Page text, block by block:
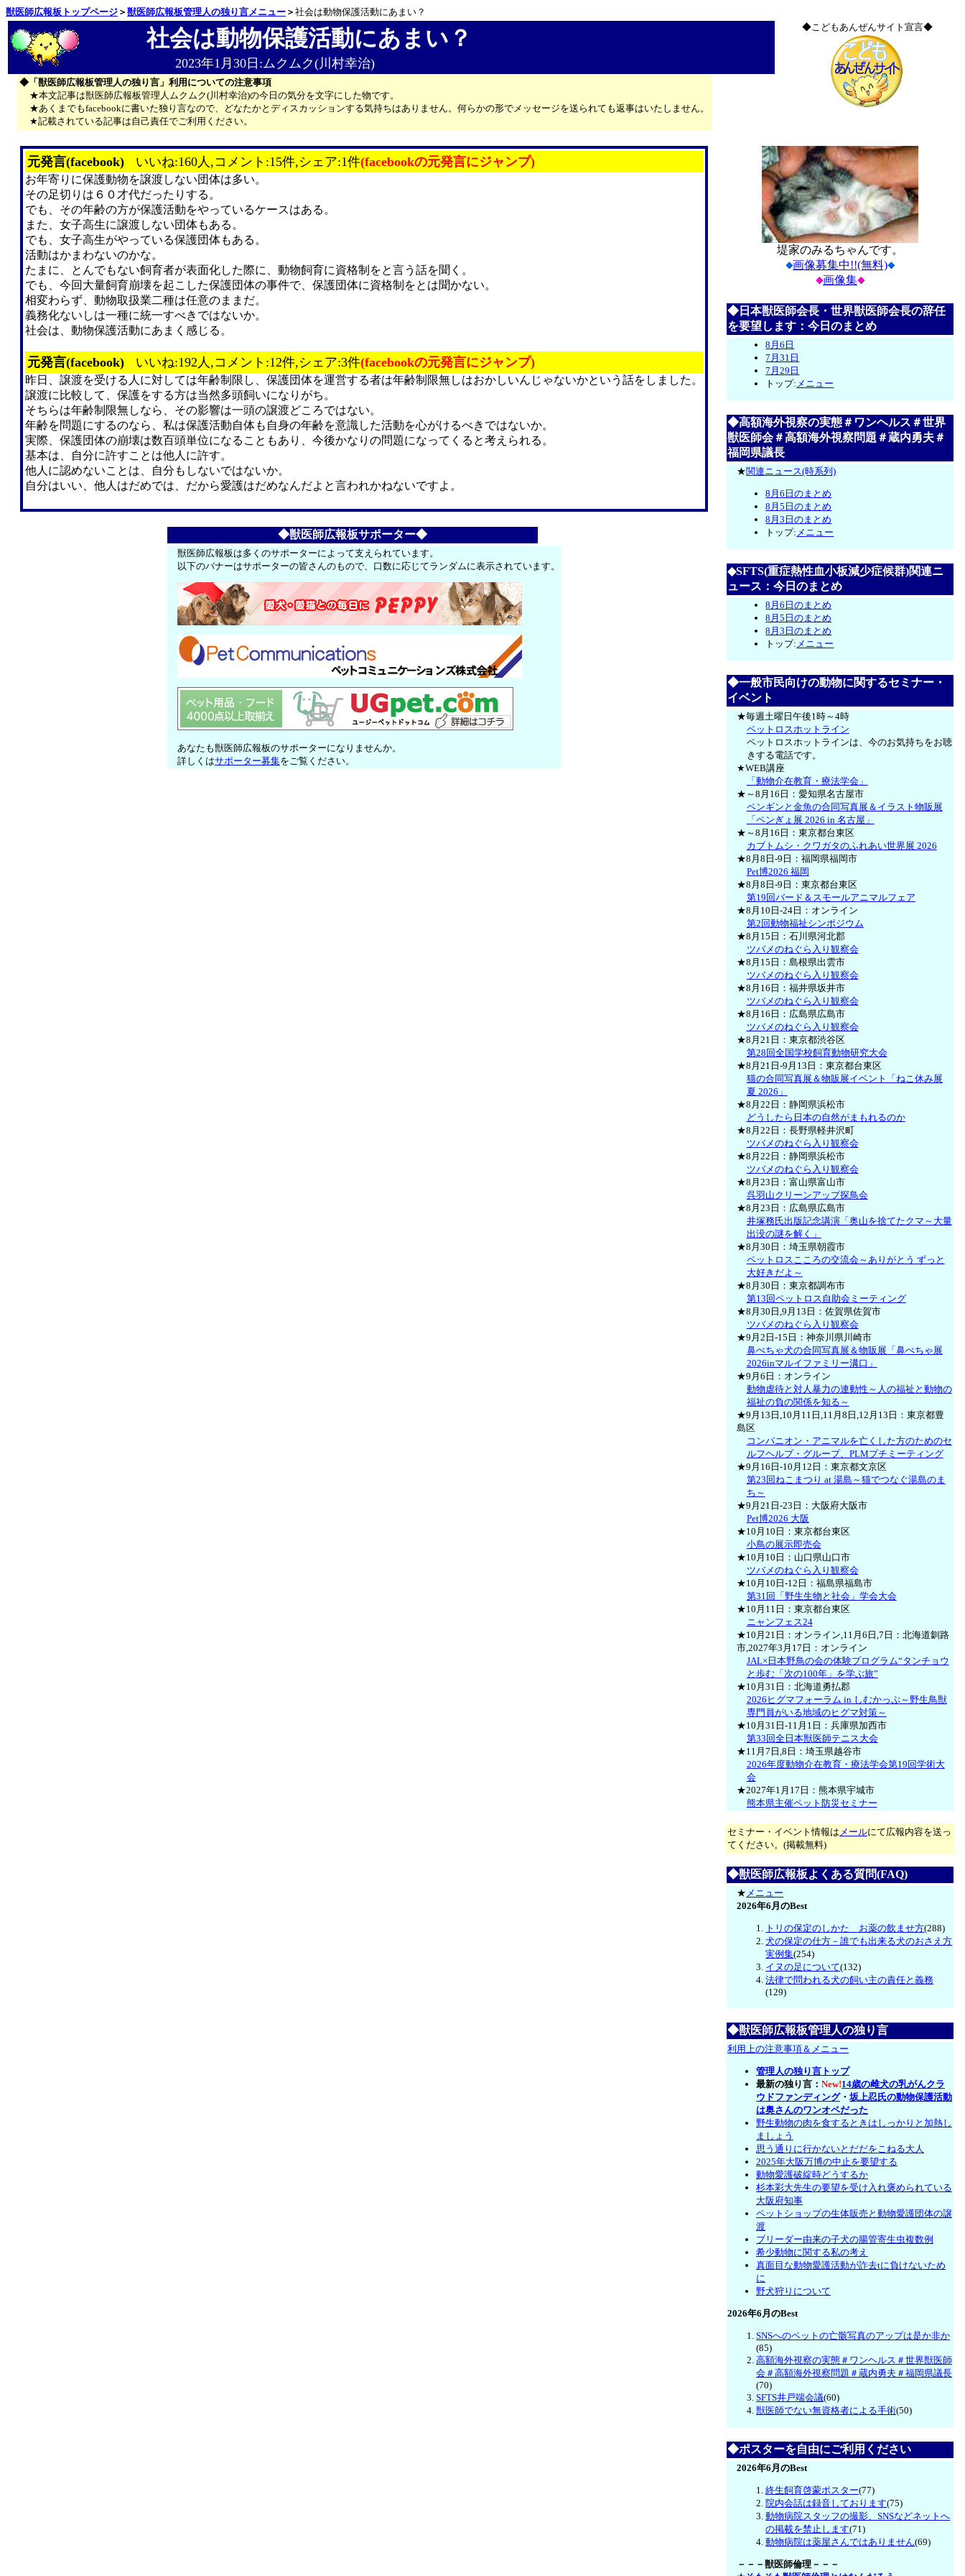
獣医師広報板トップページ ＞ 獣医師広報板管理人の独り言メニュー ＞ 社会は動物保護活動にあまい？
社会は動物保護活動にあまい？
2023年1月30日:ムクムク(川村幸治)
◆「獣医師広報板管理人の独り言」利用についての注意事項
★本文記事は獣医師広報板管理人ムクムク(川村幸治)の今日の気分を文字にした物です。
★あくまでもfacebookに書いた独り言なので、どなたかとディスカッションする気持ちはありません。何らかの形でメッセージを送られても返事はいたしません。
★記載されている記事は自己責任でご利用ください。
◆こどもあんぜんサイト宣言◆
元発言(facebook) いいね:160人,コメント:15件,シェア:1件(facebookの元発言にジャンプ)
お年寄りに保護動物を譲渡しない団体は多い。
その足切りは６０才代だったりする。
でも、その年齢の方が保護活動をやっているケースはある。
また、女子高生に譲渡しない団体もある。
でも、女子高生がやっている保護団体もある。
活動はかまわないのかな。
たまに、とんでもない飼育者が表面化した際に、動物飼育に資格制をと言う話を聞く。
でも、今回大量飼育崩壊を起こした保護団体の事件で、保護団体に資格制をとは聞かない。
相変わらず、動物取扱業二種は任意のままだ。
義務化ないしは一種に統一すべきではないか。
社会は、動物保護活動にあまく感じる。
元発言(facebook) いいね:192人,コメント:12件,シェア:3件(facebookの元発言にジャンプ)
昨日、譲渡を受ける人に対しては年齢制限し、保護団体を運営する者は年齢制限無しはおかしいんじゃないかという話をしました。
譲渡に比較して、保護をする方は当然多頭飼いになりがち。
そちらは年齢制限無しなら、その影響は一頭の譲渡どころではない。
年齢を問題にするのなら、私は保護活動自体も自身の年齢を意識した活動を心がけるべきではないか。
実際、保護団体の崩壊は数百頭単位になることもあり、今後かなりの問題になってくると考えられる。
基本は、自分に許すことは他人に許す。
他人に認めないことは、自分もしないではないか。
自分はいい、他人はだめでは、だから愛護はだめなんだよと言われかねないですよ。
◆獣医師広報板サポーター◆
獣医師広報板は多くのサポーターによって支えられています。
以下のバナーはサポーターの皆さんのもので、口数に応じてランダムに表示されています。
あなたも獣医師広報板のサポーターになりませんか。
詳しくはサポーター募集をご覧ください。
堤家のみるちゃんです。
画像募集中!!(無料)
画像集
◆日本獣医師会長・世界獣医師会長の辞任
を要望します：今日のまとめ
8月6日
7月31日
7月29日
トップ: メニュー
◆高額海外視察の実態＃ワンヘルス＃世界
獣医師会＃高額海外視察問題＃蔵内勇夫＃
福岡県議長
★関連ニュース(時系列)
8月6日のまとめ
8月5日のまとめ
8月3日のまとめ
トップ: メニュー
◆SFTS(重症熱性血小板減少症候群)関連ニ
ュース：今日のまとめ
8月6日のまとめ
8月5日のまとめ
8月3日のまとめ
トップ: メニュー
◆一般市民向けの動物に関するセミナー・
イベント
★毎週土曜日午後1時～4時
ペットロスホットライン
ペットロスホットラインは、今のお気持ちをお聴
きする電話です。
★WEB講座
「動物介在教育・療法学会」
★～8月16日：愛知県名古屋市
ペンギンと金魚の合同写真展＆イラスト物販展
「ペンぎょ展 2026 in 名古屋」
★～8月16日：東京都台東区
カブトムシ・クワガタのふれあい世界展 2026
★8月8日-9日：福岡県福岡市
Pet博2026 福岡
★8月8日-9日：東京都台東区
第19回バード＆スモールアニマルフェア
★8月10日-24日：オンライン
第2回動物福祉シンポジウム
★8月15日：石川県河北郡
ツバメのねぐら入り観察会
★8月15日：島根県出雲市
ツバメのねぐら入り観察会
★8月16日：福井県坂井市
ツバメのねぐら入り観察会
★8月16日：広島県広島市
ツバメのねぐら入り観察会
★8月21日：東京都渋谷区
第28回全国学校飼育動物研究大会
★8月21日-9月13日：東京都台東区
猫の合同写真展＆物販展イベント「ねこ休み展
夏 2026」
★8月22日：静岡県浜松市
どうしたら日本の自然がまもれるのか
★8月22日：長野県軽井沢町
ツバメのねぐら入り観察会
★8月22日：静岡県浜松市
ツバメのねぐら入り観察会
★8月23日：富山県富山市
呉羽山クリーンアップ探鳥会
★8月23日：広島県広島市
井塚務氏出版記念講演「奥山を捨てたクマ～大量
出没の謎を解く」
★8月30日：埼玉県朝霞市
ペットロスこころの交流会～ありがとう ずっと
大好きだよ～
★8月30日：東京都調布市
第13回ペットロス自助会ミーティング
★8月30日,9月13日：佐賀県佐賀市
ツバメのねぐら入り観察会
★9月2日-15日：神奈川県川崎市
鼻ぺちゃ犬の合同写真展＆物販展「鼻ぺちゃ展
2026inマルイファミリー溝口」
★9月6日：オンライン
動物虐待と対人暴力の連動性～人の福祉と動物の
福祉の負の関係を知る～
★9月13日,10月11日,11月8日,12月13日：東京都豊
島区
コンパニオン・アニマルを亡くした方のためのセ
ルフヘルプ・グループ、PLMプチミーティング
★9月16日-10月12日：東京都文京区
第23回ねこまつり at 湯島～猫でつなぐ湯島のま
ち～
★9月21日-23日：大阪府大阪市
Pet博2026 大阪
★10月10日：東京都台東区
小鳥の展示即売会
★10月10日：山口県山口市
ツバメのねぐら入り観察会
★10月10日-12日：福島県福島市
第31回「野生生物と社会」学会大会
★10月11日：東京都台東区
ニャンフェス24
★10月21日：オンライン,11月6日,7日：北海道釧路
市,2027年3月17日：オンライン
JAL×日本野鳥の会の体験プログラム“タンチョウ
と歩む「次の100年」を学ぶ旅”
★10月31日：北海道勇払郡
2026ヒグマフォーラム in しむかっぷ～野生鳥獣
専門員がいる地域のヒグマ対策～
★10月31日-11月1日：兵庫県加西市
第33回全日本獣医師テニス大会
★11月7日,8日：埼玉県越谷市
2026年度動物介在教育・療法学会第19回学術大
会
★2027年1月17日：熊本県宇城市
熊本県主催ペット防災セミナー
セミナー・イベント情報は メールにて広報内容を送っ
てください。(掲載無料)
◆獣医師広報板よくある質問(FAQ)
★ メニュー
2026年6月のBest
トリの保定のしかた お薬の飲ませ方(288)
犬の保定の仕方－誰でも出来る犬のおさえ方
実例集(254)
イヌの足について(132)
法律で問われる犬の飼い主の責任と義務
(129)
◆獣医師広報板管理人の独り言
利用上の注意事項＆メニュー
管理人の独り言トップ
最新の独り言： New!14歳の雌犬の乳がんクラ
ウドファンディング・坂上忍氏の動物保護活動
は奥さんのワンオペだった
野生動物の肉を食するときはしっかりと加熱し
ましょう
思う通りに行かないとだだをこねる大人
2025年大阪万博の中止を要望する
動物愛護破綻時どうするか
杉本彩大先生の要望を受け入れ褒められている
大阪府知事
ペットショップの生体販売と動物愛護団体の譲
渡
ブリーダー由来の子犬の腸管寄生虫複数例
希少動物に関する私の考え
真面目な動物愛護活動が詐去tに負けないため
に
野犬狩りについて
2026年6月のBest
SNSへのペットの亡骸写真のアップは是か非か
(85)
高額海外視察の実態＃ワンヘルス＃世界獣医師
会＃高額海外視察問題＃蔵内勇夫＃福岡県議長
(70)
SFTS井戸端会議(60)
獣医師でない無資格者による手術(50)
◆ポスターを自由にご利用ください
2026年6月のBest
終生飼育啓蒙ポスター(77)
院内会話は録音しております(75)
動物病院スタッフの撮影、SNSなどネットへ
の掲載を禁止します(71)
動物病院は薬屋さんではありません(69)
－－－獣医師倫理－－－